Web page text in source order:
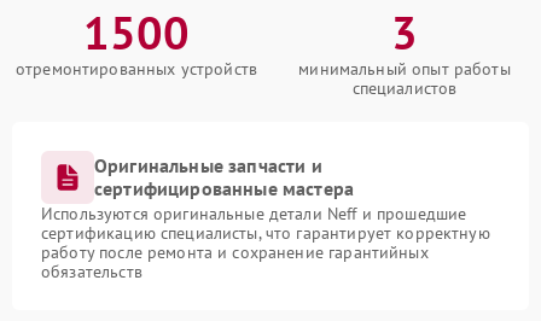
1500
отремонтированных устройств
3
минимальный опыт работы
специалистов
Оригинальные запчасти и
сертифицированные мастера
Используются оригинальные детали Neff и прошедшие
сертификацию специалисты, что гарантирует корректную
работу после ремонта и сохранение гарантийных
обязательств